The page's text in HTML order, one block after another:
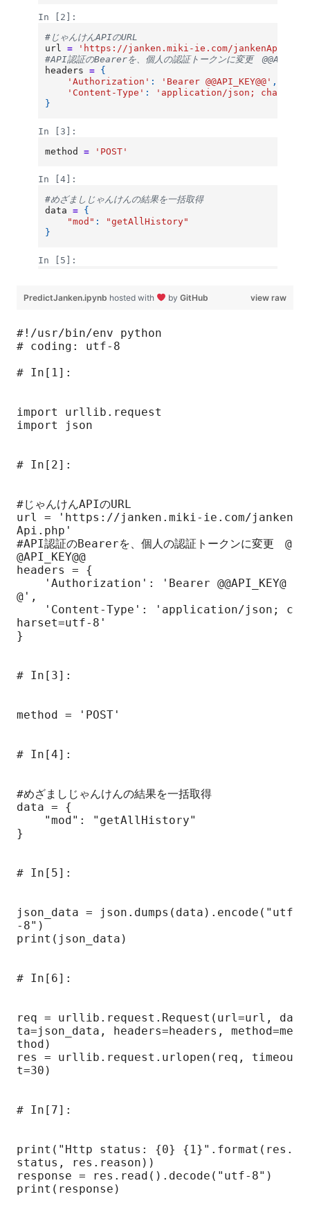
view raw
PredictJanken.ipynb hosted with by GitHub
#!/usr/bin/env python
# coding: utf-8
# In[1]:
import urllib.request
import json
# In[2]:
#じゃんけんAPIのURL
url = 'https://janken.miki-ie.com/janken
Api.php'
#API認証のBearerを、個人の認証トークンに変更　@
@API_KEY@@
headers = {
@',
harset=utf-8'
}
# In[3]:
method = 'POST'
# In[4]:
#めざましじゃんけんの結果を一括取得
data = {
}
# In[5]:
json_data = json.dumps(data).encode("utf
-8")
print(json_data)
# In[6]:
req = urllib.request.Request(url=url, da
ta=json_data, headers=headers, method=me
thod)
res = urllib.request.urlopen(req, timeou
t=30)
# In[7]:
print("Http status: {0} {1}".format(res.
status, res.reason))
response = res.read().decode("utf-8")
print(response)